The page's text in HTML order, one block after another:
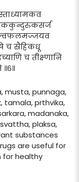
च स्रैहिकधू
च तीक्ष्णानि
॥६॥
musta, punnaga,
tamala, prthvika,
madanaka,
plaksa,
substances
are useful for
for healthy